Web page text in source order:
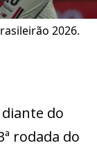
2026.
do
rodada do